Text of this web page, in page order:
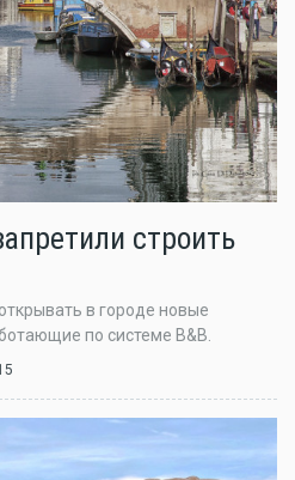
строить
в городе новые
по системе B&B.